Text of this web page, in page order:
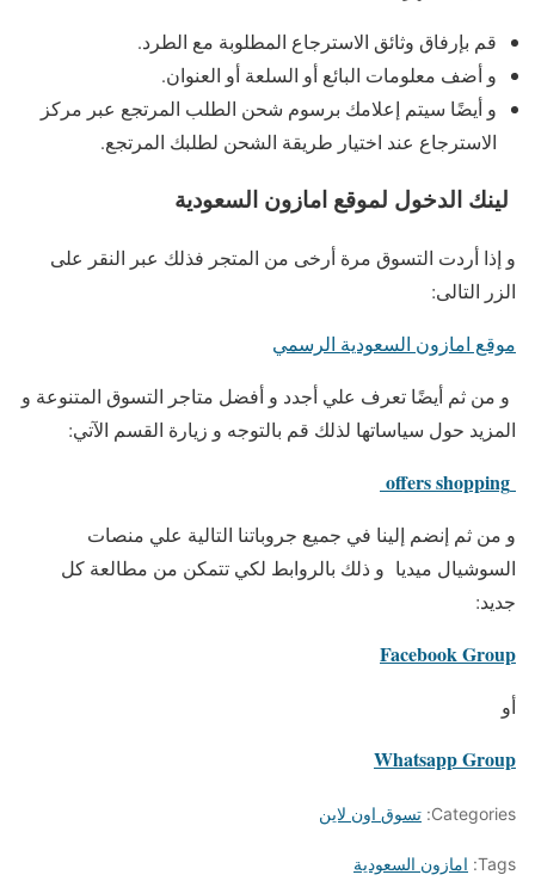
قم بإرفاق وثائق الاسترجاع المطلوبة مع الطرد.
و أضف معلومات البائع أو السلعة أو العنوان.
و أيضًا سيتم إعلامك برسوم شحن الطلب المرتجع عبر مركز
الاسترجاع عند اختيار طريقة الشحن لطلبك المرتجع.
لينك الدخول لموقع امازون السعودية
و إذا أردت التسوق مرة أرخى من المتجر فذلك عبر النقر على
الزر التالى:
موقع امازون السعودية الرسمي
و من ثم أيضًا تعرف علي أجدد و أفضل متاجر التسوق المتنوعة و
المزيد حول سياساتها لذلك قم بالتوجه و زيارة القسم الآتي:
و من ثم إنضم إلينا في جميع جروباتنا التالية علي منصات
السوشيال ميديا و ذلك بالروابط لكي تتمكن من مطالعة كل
جديد:
Facebook Group
أو
Whatsapp Group
Categories: تسوق اون لاين
Tags: امازون السعودية